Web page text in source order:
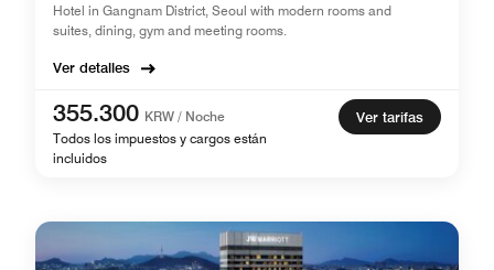
Hotel in Gangnam District, Seoul with modern rooms and
suites, dining, gym and meeting rooms.
Ver detalles
355.300 KRW / Noche
Todos los impuestos y cargos están
incluidos
Ver tarifas